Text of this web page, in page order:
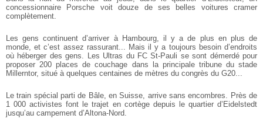
concessionnaire Porsche voit douze de ses belles voitures cramer
complètement.
Les gens continuent d’arriver à Hambourg, il y a de plus en plus de
monde, et c’est assez rassurant... Mais il y a toujours besoin d’endroits
où héberger des gens. Les Ultras du FC St-Pauli se sont démerdé pour
proposer 200 places de couchage dans la principale tribune du stade
Millerntor, situé à quelques centaines de mètres du congrès du G20...
Le train spécial parti de Bâle, en Suisse, arrive sans encombres. Près de
1 000 activistes font le trajet en cortège depuis le quartier d’Eidelstedt
jusqu’au campement d’Altona-Nord.